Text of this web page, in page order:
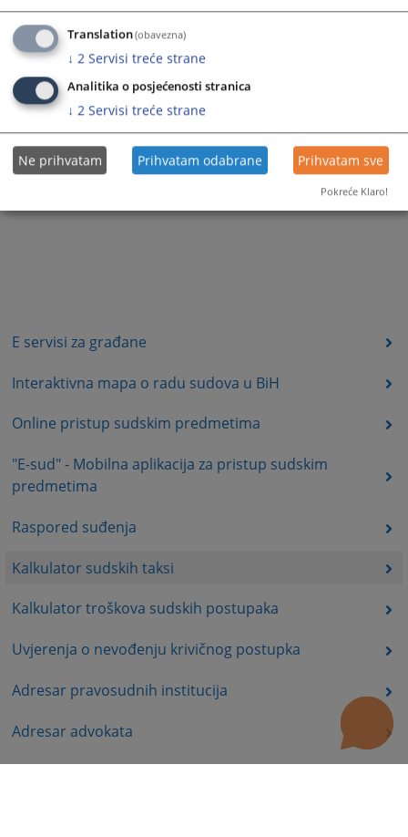
E servisi za građane
Interaktivna mapa o radu sudova u BiH
Online pristup sudskim predmetima
"E-sud" - Mobilna aplikacija za pristup sudskim
predmetima
Raspored suđenja
Kalkulator sudskih taksi
Kalkulator troškova sudskih postupaka
Uvjerenja o nevođenju krivičnog postupka
Adresar pravosudnih institucija
Adresar advokata
Translation(obavezna)
↓ 2 Servisi treće strane
Analitika o posjećenosti stranica
↓ 2 Servisi treće strane
Ne prihvatam Prihvatam odabrane Prihvatam sve
Pokreće Klaro!